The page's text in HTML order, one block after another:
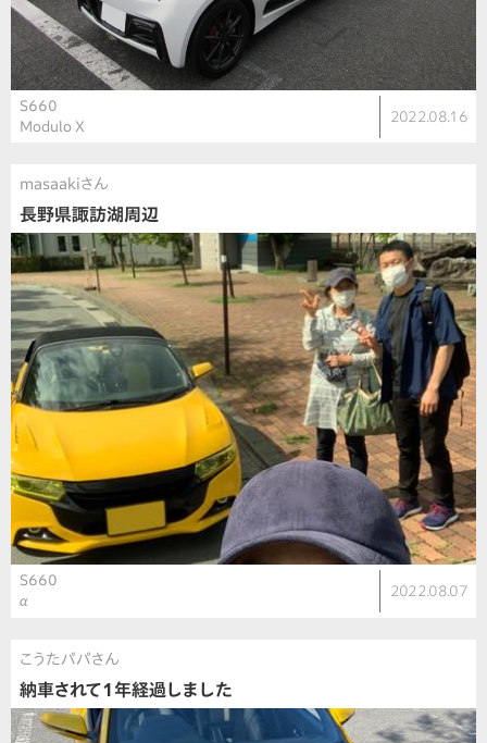
S660
Modulo X
2022.08.16
masaakiさん
長野県諏訪湖周辺
S660
α
2022.08.07
こうたパパさん
納車されて1年経過しました